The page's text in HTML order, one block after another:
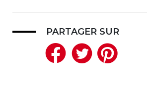
PARTAGER SUR
Facebook
Twitter